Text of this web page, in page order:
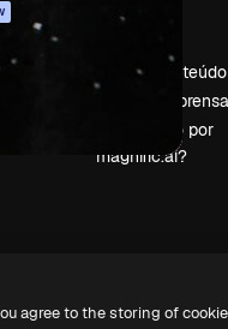
Eventos
Vender conteúdo
Sala de imprensa
Procurando por
magnific.ai?
agree to the storing of